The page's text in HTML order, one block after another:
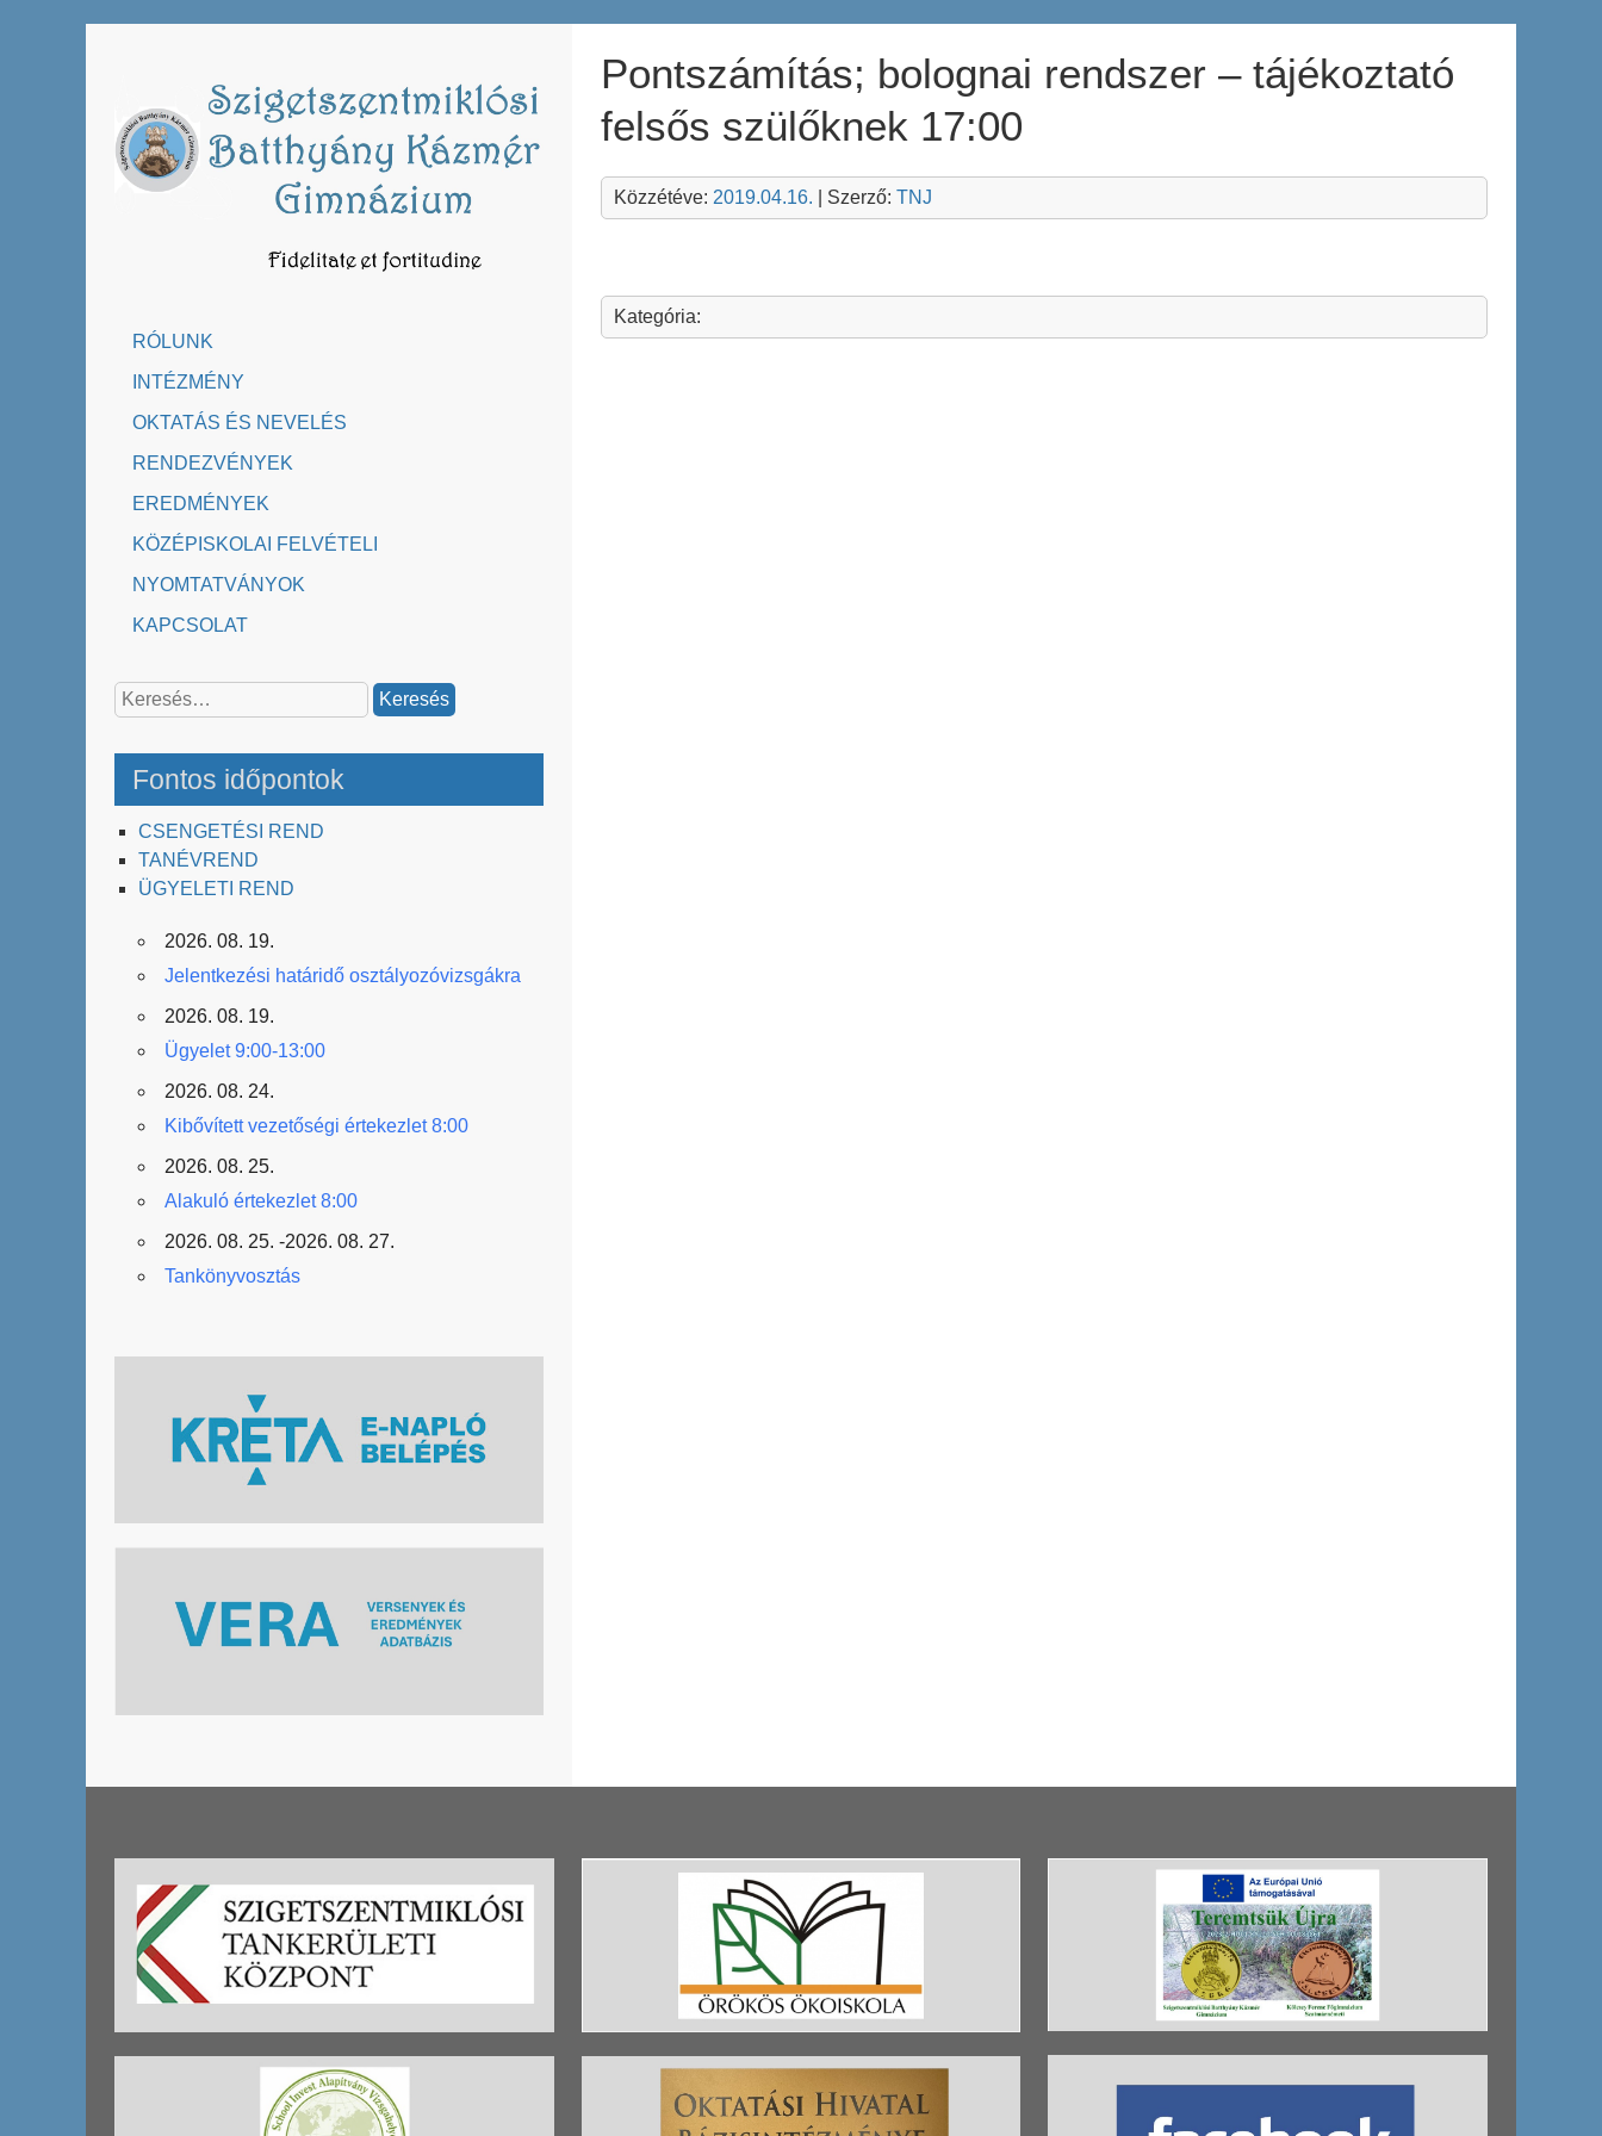
RÓLUNK
INTÉZMÉNY
OKTATÁS ÉS NEVELÉS
RENDEZVÉNYEK
EREDMÉNYEK
KÖZÉPISKOLAI FELVÉTELI
NYOMTATVÁNYOK
KAPCSOLAT
Keresés:
Fontos időpontok
CSENGETÉSI REND
TANÉVREND
ÜGYELETI REND
2026. 08. 19.
Jelentkezési határidő osztályozóvizsgákra
2026. 08. 19.
Ügyelet 9:00-13:00
2026. 08. 24.
Kibővített vezetőségi értekezlet 8:00
2026. 08. 25.
Alakuló értekezlet 8:00
2026. 08. 25. -2026. 08. 27.
Tankönyvosztás
Pontszámítás; bolognai rendszer – tájékoztató
felsős szülőknek 17:00
Közzétéve: 2019.04.16. | Szerző: TNJ
Kategória: